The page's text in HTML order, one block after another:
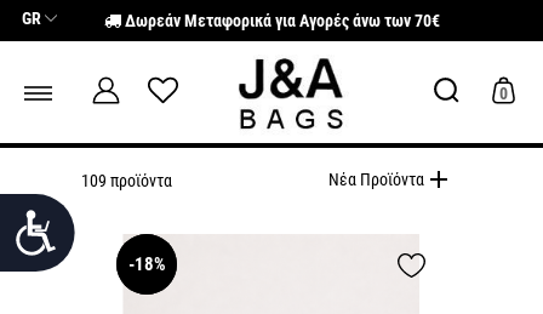
Σημείωση:
Αυτός
περιλαμβάνει
προσβασιμότητας.
Προσιτότητα
GR Δωρεάν Μεταφορικά για Αγορές άνω των 70€
0
ΝΕΕΣ ΑΦΙΞΕΙΣ
109 προϊόντα Νέα Προϊόνταadd
NEW
-18%